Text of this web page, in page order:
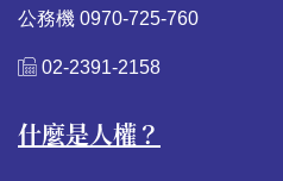
公務機 0970-725-760
02-2391-2158
什麼是人權？